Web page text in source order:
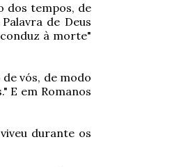
dos tempos, de
de Deus
à morte"
vós, de modo
E em Romanos
durante os